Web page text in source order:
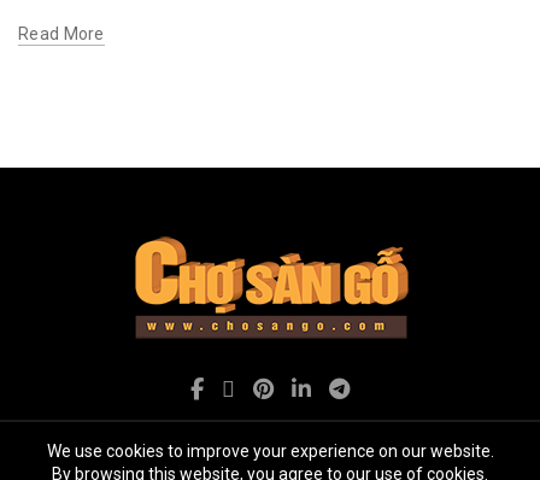
Read More
We use cookies to improve your experience on our website.
By browsing this website, you agree to our use of cookies.